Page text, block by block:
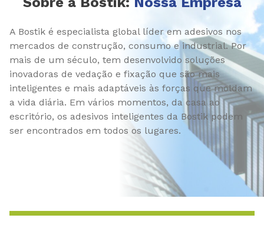
A Bostik é especialista global líder em adesivos nos
mercados de construção, consumo e industrial. Por
mais de um século, tem desenvolvido soluções
inovadoras de vedação e fixação que são mais
inteligentes e mais adaptáveis às forças que moldam
a vida diária. Em vários momentos, da casa ao
escritório, os adesivos inteligentes da Bostik podem
ser encontrados em todos os lugares.